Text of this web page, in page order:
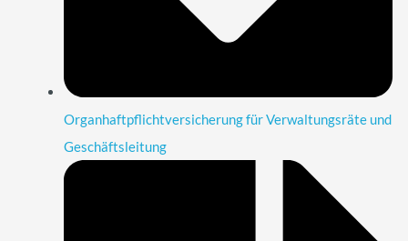
Organhaftpflichtversicherung für Verwaltungsräte und
Geschäftsleitung